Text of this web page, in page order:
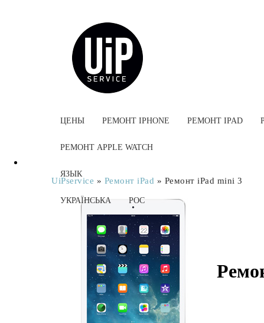
ЦЕНЫ РЕМОНТ IPHONE РЕМОНТ IPAD
РЕМОНТ APPLE WATCH
ЯЗЫК
УКРАЇНСЬКА РОС
UiPservice » Ремонт iPad » Ремонт iPad mini 3